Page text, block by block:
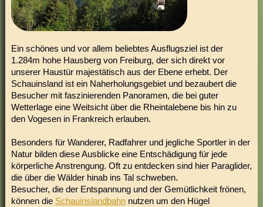
Ein schönes und vor allem beliebtes Ausflugsziel ist der
1.284m hohe Hausberg von Freiburg, der sich direkt vor
unserer Haustür majestätisch aus der Ebene erhebt. Der
Schauinsland ist ein Naherholungsgebiet und bezaubert die
Besucher mit faszinierenden Panoramen, die bei guter
Wetterlage eine Weitsicht über die Rheintalebene bis hin zu
den Vogesen in Frankreich erlauben.
Besonders für Wanderer, Radfahrer und jegliche Sportler in der
Natur bilden diese Ausblicke eine Entschädigung für jede
körperliche Anstrengung. Oft zu entdecken sind hier Paraglider,
die über die Wälder hinab ins Tal schweben.
Besucher, die der Entspannung und der Gemütlichkeit frönen,
können die Schauinslandbahnnutzen um den Hügel